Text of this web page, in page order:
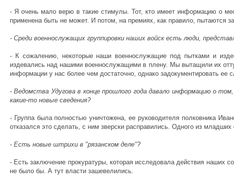
- Я очень мало верю в такие стимулы. Тот, кто имеет информацию о
применена быть не может. И потом, на премиях, как правило, пытаются
- Среди военнослужащих группировки наших войск есть люди,
- К сожалению, некоторые наши военнослужащие под пытками и
издевались над нашими военнослужащими в плену. Мы вытащили их
информации у нас более чем достаточно, однако задокументировать
- Ведомства Удугова в конце прошлого года давало информацию о
какие-то новые сведения?
- Группа была полностью уничтожена, ее руководителя полковника
отказался это сделать, с ним зверски расправились. Одного из
- Есть новые штрихи в "рязанском деле"?
- Есть заключение прокуратуры, которая исследовала действия наших
не было бы. А тут власти зашевелились.